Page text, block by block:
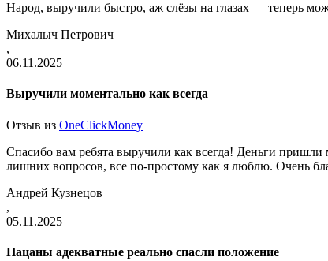
Народ, выручили быстро, аж слёзы на глазах — теперь
Михалыч Петрович
,
06.11.2025
Выручили моментально как всегда
Отзыв из OneClickMoney
Спасибо вам ребята выручили как всегда! Деньги
лишних вопросов, все по-простому как я люблю. Очень
Андрей Кузнецов
,
05.11.2025
Пацаны адекватные реально спасли положение